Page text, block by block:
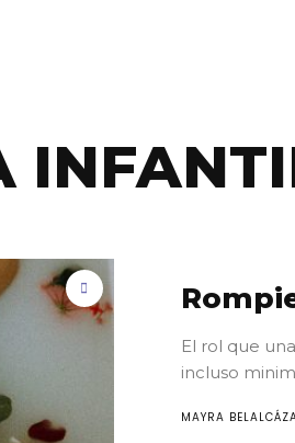
El rol que
incluso
MAYRA